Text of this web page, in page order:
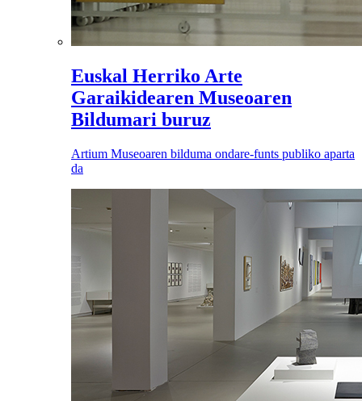
Euskal Herriko Arte
Garaikidearen Museoaren
Bildumari buruz
Artium Museoaren bilduma ondare-funts publiko aparta
da